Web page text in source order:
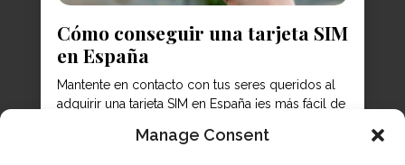
Manage Consent
Cómo conseguir una tarjeta SIM
en España
Mantente en contacto con tus seres queridos al
adquirir una tarjeta SIM en España ¡es más fácil de
mantener el teléfono conectado mientras estás